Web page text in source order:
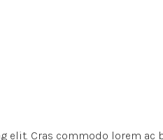
Cras commodo lorem ac